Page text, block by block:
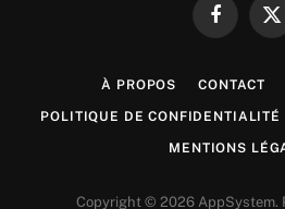
FacebookX
À PROPOS CONTACT
POLITIQUE DE CONFIDENTIALITÉ
MENTIONS
Copyright © 2026 AppSystem.